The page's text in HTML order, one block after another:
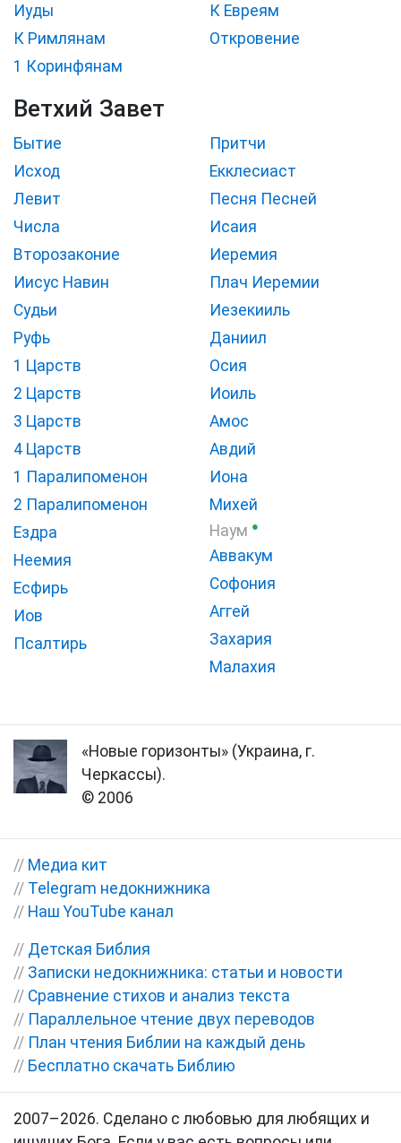
Иуды
К Римлянам
1 Коринфянам
К Евреям
Откровение
Ветхий Завет
Бытие
Исход
Левит
Числа
Второзаконие
Иисус Навин
Судьи
Руфь
1 Царств
2 Царств
3 Царств
4 Царств
1 Паралипоменон
2 Паралипоменон
Ездра
Неемия
Есфирь
Иов
Псалтирь
Притчи
Екклесиаст
Песня Песней
Исаия
Иеремия
Плач Иеремии
Иезекииль
Даниил
Осия
Иоиль
Амос
Авдий
Иона
Михей
Наум ●
Аввакум
Софония
Аггей
Захария
Малахия
«Новые горизонты» (Украина, г.
Черкассы).
© 2006
// Медиа кит
// Telegram недокнижника
// Наш YouTube канал
// Детская Библия
// Записки недокнижника: статьи и новости
// Сравнение стихов и анализ текста
// Параллельное чтение двух переводов
// План чтения Библии на каждый день
// Бесплатно скачать Библию
2007–2026. Сделано с любовью для любящих и